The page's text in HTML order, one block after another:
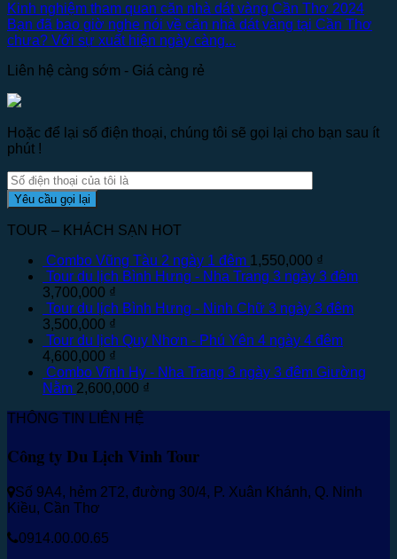
Kinh nghiệm tham quan căn nhà dát vàng Cần Thơ 2024
Bạn đã bao giờ nghe nói về căn nhà dát vàng tại Cần Thơ
chưa? Với sự xuất hiện ngày càng...
Liên hệ càng sớm - Giá càng rẻ
Hoặc để lại số điện thoại, chúng tôi sẽ gọi lại cho bạn sau ít
phút !
TOUR – KHÁCH SẠN HOT
Combo Vũng Tàu 2 ngày 1 đêm 1,550,000 ₫
Tour du lịch Bình Hưng - Nha Trang 3 ngày 3 đêm
3,700,000 ₫
Tour du lịch Bình Hưng - Ninh Chữ 3 ngày 3 đêm
3,500,000 ₫
Tour du lịch Quy Nhơn - Phú Yên 4 ngày 4 đêm
4,600,000 ₫
Combo Vĩnh Hy - Nha Trang 3 ngày 3 đêm Giường
Nằm 2,600,000 ₫
THÔNG TIN LIÊN HỆ
Công ty Du Lịch Vinh Tour
Số 9A4, hẻm 2T2, đường 30/4, P. Xuân Khánh, Q. Ninh
Kiều, Cần Thơ
0914.00.00.65